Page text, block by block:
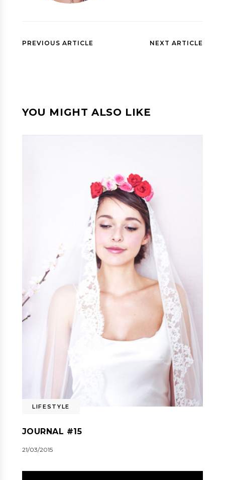
PREVIOUS ARTICLE NEXT ARTICLE
YOU MIGHT ALSO LIKE
LIFESTYLE
JOURNAL #15
21/03/2015